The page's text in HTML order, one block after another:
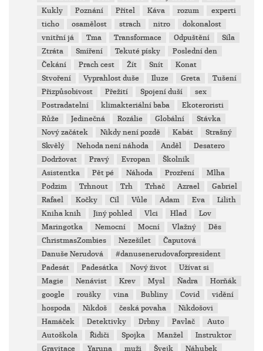
Kukly
Poznání Přítel Káva rozum
experti
ticho
osamělost strach nitro
dokonalost
vnitřní já
Tma Transformace Odpuštění
Síla
Ztráta
Smíření Tekuté písky
Poslední den
Čekání
Prach cest Žít Snít
Konat
Stvoření
Vyprahlost duše Iluze Greta
Tušení
Přizpůsobivost
Přežití Spojení duší
sex
Postradatelní
klimakteriální baba
Ekoteroristi
Růže
Jedinečná Rozálie Globální
Stávka
Nový začátek
Nikdy není pozdě Kabát
Strašný
Skvělý
Nehoda není náhoda Anděl
Desatero
Dodržovat
Pravý Evropan
Školník
Asistentka
Pět pé Náhoda Prozření
Mlha
Podzim
Trhnout Trh Trhač Azrael
Gabriel
Rafael
Kočky Cíl Vůle Adam Eva
Lilith
Kniha knih
Jiný pohled Vlci Hlad
Lov
Maringotka
Nemocní Mocní Vlažný
Děs
ChristmasZombies
Nezešílet
Čaputová
Danuše Nerudová
#danusenerudovaforpresident
Padesát
Padesátka Nový život
Užívat si
Magie
Nenávist Krev Mysl Ňadra
Horňák
google
roušky vina Bubliny Covid
vidění
hospoda
Nikdoš česká povaha
Nikdošovi
Hamáček
Detektivky Drbny Pavlač
Auto
Autoškola
Řidiči Spojka Manžel
Instruktor
Gravitace
Yaruna muži Švejk
Náhubek